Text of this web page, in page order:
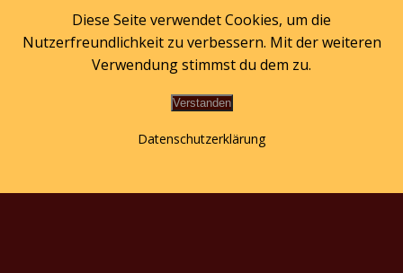
Inhalt
springen
Shop
Diese Seite verwendet Cookies, um die
Nutzerfreundlichkeit zu verbessern. Mit der weiteren
Verwendung stimmst du dem zu.
Verstanden
Datenschutzerklärung